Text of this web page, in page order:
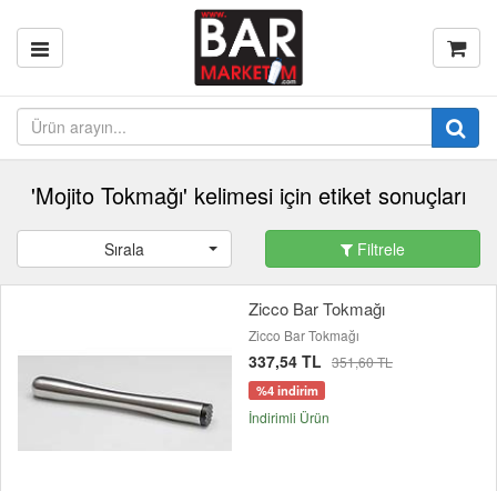
'Mojito Tokmağı' kelimesi için etiket sonuçları
Sırala Filtrele
Zicco Bar Tokmağı
Zicco Bar Tokmağı
337,54 TL 351,60 TL
%4 indirim
İndirimli Ürün